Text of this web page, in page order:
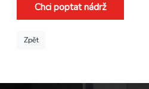
Chci poptat nádrž
Zpět